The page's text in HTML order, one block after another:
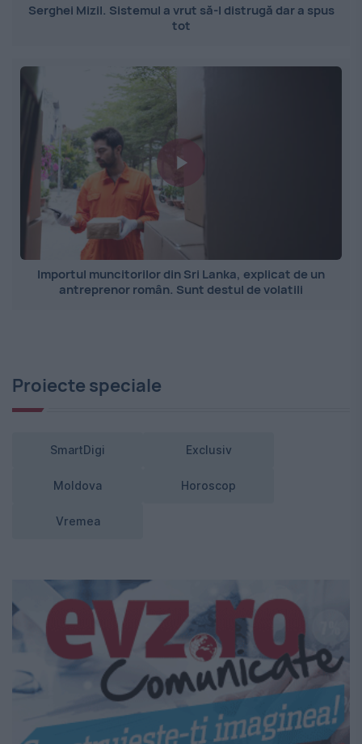
Serghei Mizil. Sistemul a vrut să-l distrugă dar a spus
tot
Importul muncitorilor din Sri Lanka, explicat de un
antreprenor român. Sunt destul de volatili
Proiecte speciale
SmartDigi Exclusiv
Moldova Horoscop
Vremea